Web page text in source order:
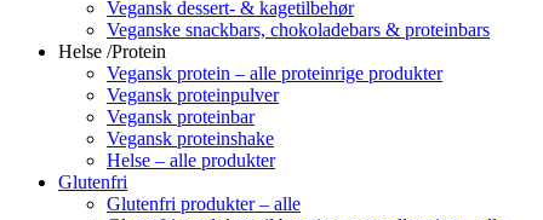
Vegansk dessert- & kagetilbehør
Veganske snackbars, chokoladebars & proteinbars
Helse /Protein
Vegansk protein – alle proteinrige produkter
Vegansk proteinpulver
Vegansk proteinbar
Vegansk proteinshake
Helse – alle produkter
Glutenfri
Glutenfri produkter – alle